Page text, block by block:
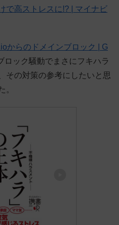
で高ストレスに!? | マイナビ
からのドメインブロック | G
ロック騒動でまさにフキハラ
その対策の参考にしたいと思
。